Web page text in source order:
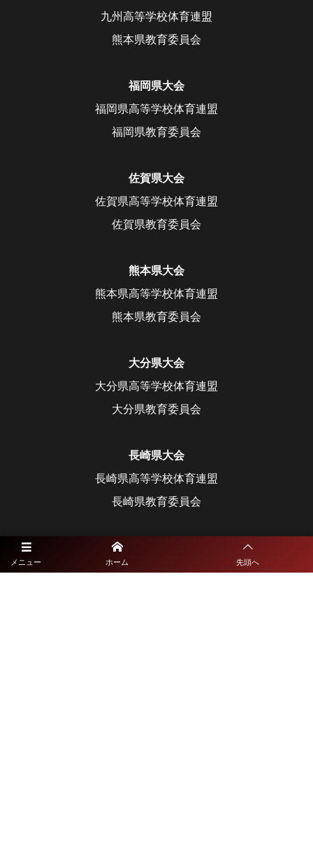
メニュー ホーム 先頭へ
九州高等学校体育連盟
熊本県教育委員会
福岡県大会
福岡県高等学校体育連盟
福岡県教育委員会
佐賀県大会
佐賀県高等学校体育連盟
佐賀県教育委員会
熊本県大会
熊本県高等学校体育連盟
熊本県教育委員会
大分県大会
大分県高等学校体育連盟
大分県教育委員会
長崎県大会
長崎県高等学校体育連盟
長崎県教育委員会
宮崎県高等学校体育連盟